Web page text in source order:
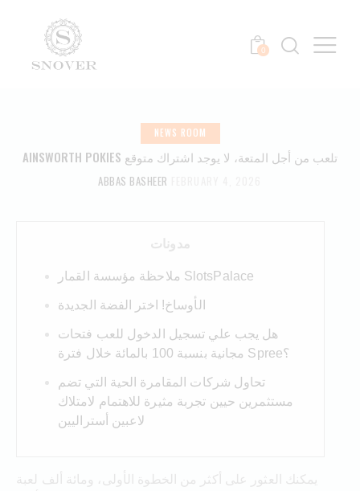
0
NEWS ROOM
AINSWORTH POKIES تلعب من أجل المتعة، لا يوجد اشتراك متوقع
ABBAS BASHEER
مدونات
ملاحظة مؤسسة القمار SlotsPalace
الأوساخ! اختر الفضة الجديدة
هل يجب علي تسجيل الدخول للعب فتحات
مجانية بنسبة 100 بالمائة خلال فترة Spree؟
تحاول شركات المقامرة الحية التي تضم
مستثمرين حيين تجربة مثيرة للاهتمام لامتلاك
لاعبين أستراليين
يمكنك العثور على أكثر من الخطوة الأولى، ومائة ألف لعبة